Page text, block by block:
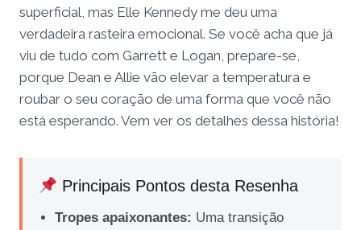
superficial, mas Elle Kennedy me deu uma
verdadeira rasteira emocional. Se você acha que já
viu de tudo com Garrett e Logan, prepare-se,
porque Dean e Allie vão elevar a temperatura e
roubar o seu coração de uma forma que você não
está esperando. Vem ver os detalhes dessa história!
Principais Pontos desta Resenha
Tropes apaixonantes: Uma transição